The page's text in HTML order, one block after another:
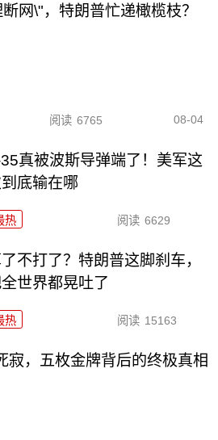
网\"，特朗普忙递橄榄枝？
阅读 6765 08-04
真被波斯导弹端了！美军这
底输在哪
热 阅读 6629
不打了？特朗普这脚刹车，
世界都晃吐了
热 阅读 15163
寂，五枚金牌背后的终极真相